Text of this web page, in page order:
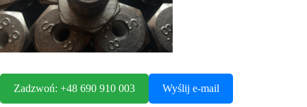
Zadzwoń: +48 690 910 003 Wyślij e-mail